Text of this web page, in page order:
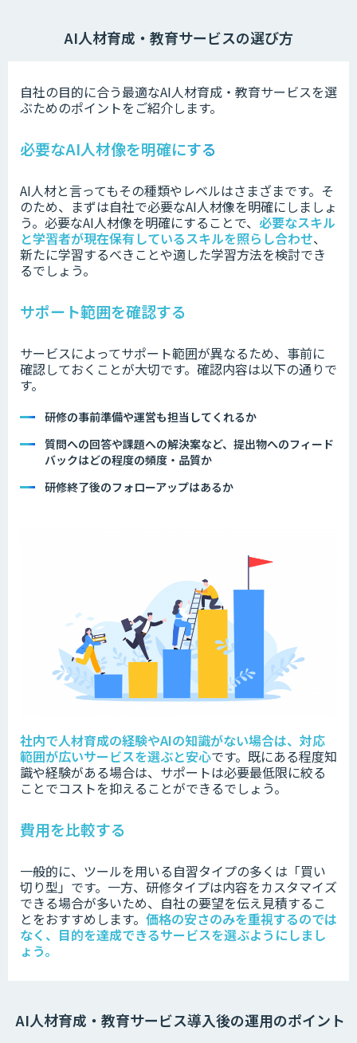
AI人材育成・教育サービスの選び方
自社の目的に合う最適なAI人材育成・教育サービスを選
ぶためのポイントをご紹介します。
必要なAI人材像を明確にする
AI人材と言ってもその種類やレベルはさまざまです。そ
のため、まずは自社で必要なAI人材像を明確にしましょ
う。必要なAI人材像を明確にすることで、 必要なスキル
と学習者が現在保有しているスキルを照らし合わせ、
新たに学習するべきことや適した学習方法を検討でき
るでしょう。
サポート範囲を確認する
サービスによってサポート範囲が異なるため、事前に
確認しておくことが大切です。確認内容は以下の通りで
す。
研修の事前準備や運営も担当してくれるか
質問への回答や課題への解決案など、提出物へのフィード
バックはどの程度の頻度・品質か
研修終了後のフォローアップはあるか
社内で人材育成の経験やAIの知識がない場合は、対応
範囲が広いサービスを選ぶと安心です。既にある程度知
識や経験がある場合は、サポートは必要最低限に絞る
ことでコストを抑えることができるでしょう。
費用を比較する
一般的に、ツールを用いる自習タイプの多くは「買い
切り型」です。一方、研修タイプは内容をカスタマイズ
できる場合が多いため、自社の要望を伝え見積するこ
とをおすすめします。 価格の安さのみを重視するのでは
なく、目的を達成できるサービスを選ぶようにしまし
ょう。
AI人材育成・教育サービス導入後の運用のポイント